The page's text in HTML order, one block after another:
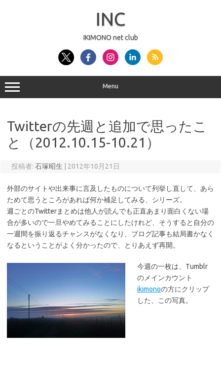
INC
IKIMONO net club
Menu
Twitterの先週と追加で思ったこ
と（2012.10.15-10.21）
投稿者: 石塚昭生 2012年10月21日
外部のサイトや出来事に言及したものについて列挙し直して、あら
ためて思うところがあれば何か補足してみる、シリーズ。
週ごとのTwitterまとめは他人が読んでも正直あまり面白くない場
合が多いので一旦やめてみることにしたけれど、そうすると自分の
一週間を振り返るチャンスがなくなり、ブログ記事も結局書かなく
なるということがよく分かったので、とりあえず再開。
今週の一枚は、Tumblr
のメインカウント
ikimonoの方にクリップ
した、この写真。